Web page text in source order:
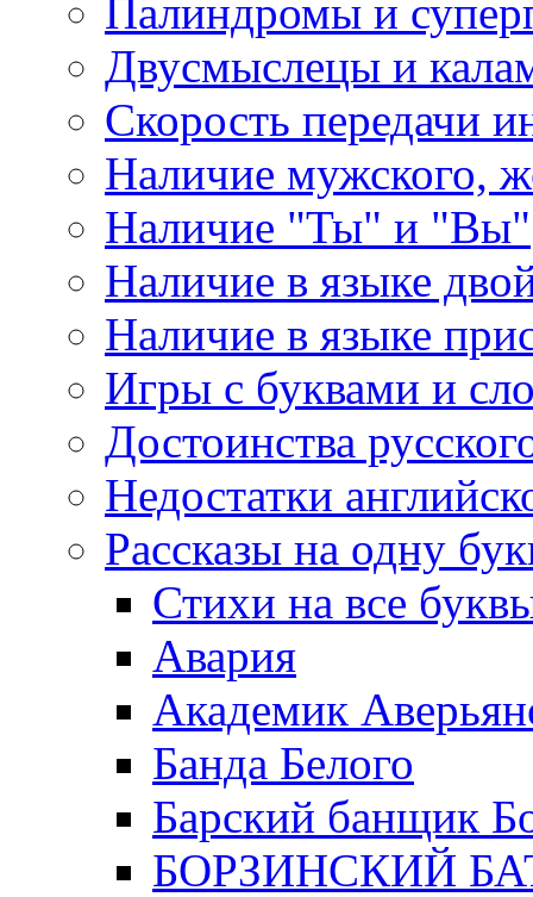
Палиндромы и
Двусмыслецы и
Скорость передачи
Наличие мужского,
Наличие "Ты" и "Вы"
Наличие в языке
Наличие в языке
Игры с буквами и
Достоинства
Недостатки
Рассказы на одну
Стихи на все
Авария
Академик
Банда Белого
Барский банщик
БОРЗИНСКИЙ